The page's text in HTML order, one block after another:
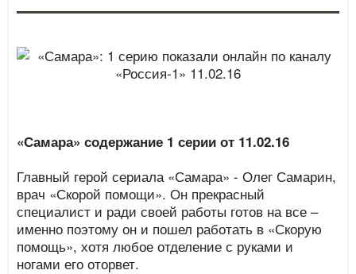
«Самара» содержание 1 серии от 11.02.16
Главный герой сериала «Самара» - Олег Самарин,
врач «Скорой помощи». Он прекрасный
специалист и ради своей работы готов на все –
именно поэтому он и пошел работать в «Скорую
помощь», хотя любое отделение с руками и
ногами его оторвет.